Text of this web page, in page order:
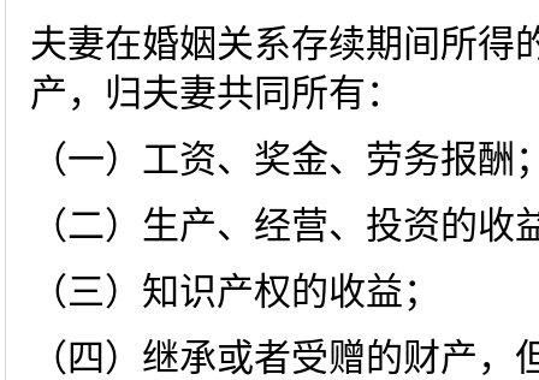
夫妻在婚姻关系存续期间所得
产，归夫妻共同所有：
（一）工资、奖金、劳务报酬
（二）生产、经营、投资的收
（三）知识产权的收益；
（四）继承或者受赠的财产